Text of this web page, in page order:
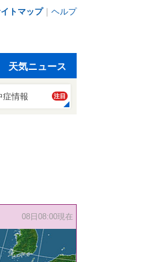
トマップ｜ ヘルプ
天気ニュース
症情報 注目
08日08:00現在